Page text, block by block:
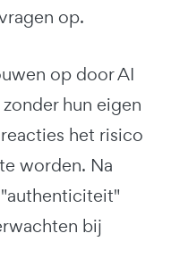
op.
op door AI
hun eigen
het risico
worden. Na
bij